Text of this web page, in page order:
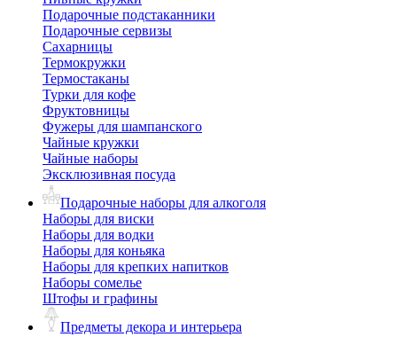
Подарочные подстаканники
Подарочные сервизы
Сахарницы
Термокружки
Термостаканы
Турки для кофе
Фруктовницы
Фужеры для шампанского
Чайные кружки
Чайные наборы
Эксклюзивная посуда
Подарочные наборы для алкоголя
Наборы для виски
Наборы для водки
Наборы для коньяка
Наборы для крепких напитков
Наборы сомелье
Штофы и графины
Предметы декора и интерьера